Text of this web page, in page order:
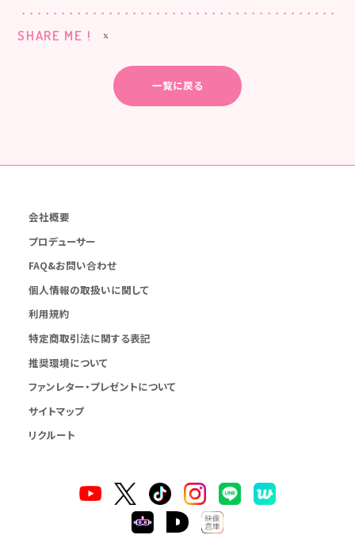
SHARE ME !
一覧に戻る
会社概要
プロデューサー
FAQ&お問い合わせ
個人情報の取扱いに関して
利用規約
特定商取引法に関する表記
推奨環境について
ファンレター・プレゼントについて
サイトマップ
リクルート